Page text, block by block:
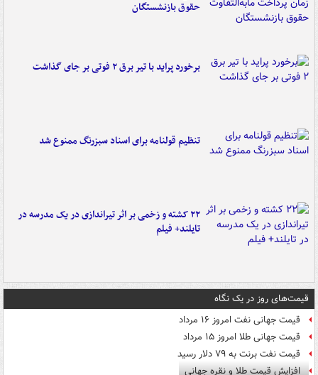
حقوق بازنشستگان
برخورد پراید با تیر برق ۲ فوتی بر جای گذاشت
تنظیم قولنامه برای اسناد سبزرنگ ممنوع شد
۲۲ کشته و زخمی بر اثر تیراندازی در یک مدرسه در
تایلند+ فیلم
قیمت‌های روز در یک نگاه
قیمت جهانی نفت امروز ۱۶ مرداد
قیمت جهانی طلا امروز ۱۵ مرداد
قیمت نفت برنت به ۷۹ دلار رسید
افزایش قیمت طلا و نقره جهانی